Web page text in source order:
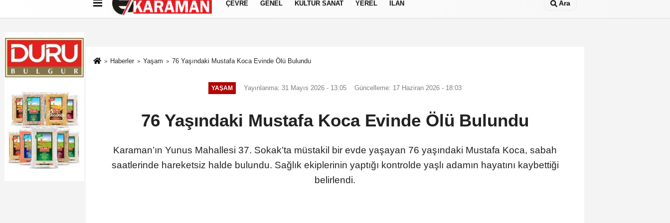
Künye İletişim Çerez Politikası Gizlilik İlkeleri
ÇEVRE GENEL KÜLTÜR SANAT YEREL İLAN Ara
Haberler Yaşam 76 Yaşındaki Mustafa Koca Evinde Ölü Bulundu
YAŞAM Yayınlanma: 31 Mayıs 2026 - 13:05 Güncelleme: 17 Haziran 2026 - 18:03
76 Yaşındaki Mustafa Koca Evinde Ölü Bulundu
Karaman’ın Yunus Mahallesi 37. Sokak’ta müstakil bir evde yaşayan 76 yaşındaki Mustafa Koca, sabah
saatlerinde hareketsiz halde bulundu. Sağlık ekiplerinin yaptığı kontrolde yaşlı adamın hayatını kaybettiği
belirlendi.